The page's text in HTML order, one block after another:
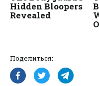
Поделиться: